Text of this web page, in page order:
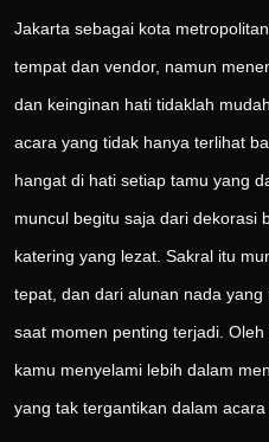
Jakarta sebagai kota
tempat dan vendor, namun
dan keinginan hati tidaklah
acara yang tidak hanya terlihat
hangat di hati setiap tamu yang
muncul begitu saja dari dekorasi
katering yang lezat. Sakral itu
tepat, dan dari alunan nada
saat momen penting terjadi.
kamu menyelami lebih dalam
yang tak tergantikan dalam acara